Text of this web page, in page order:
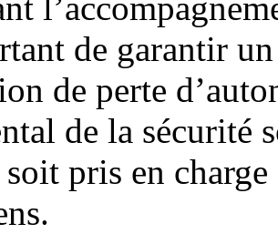
de garantir
de perte
de la sécurité
pris en charge